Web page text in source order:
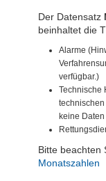
Der Datensatz
beinhaltet die
Alarme
verfügbar.)
Technische
keine
Bitte beachten
Monatszahlen